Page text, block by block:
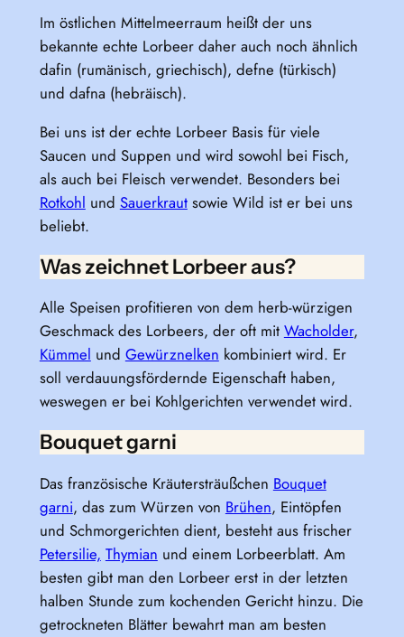
Im östlichen Mittelmeerraum heißt der uns
bekannte echte Lorbeer daher auch noch ähnlich
dafin (rumänisch, griechisch), defne (türkisch)
und dafna (hebräisch).
Bei uns ist der echte Lorbeer Basis für viele
Saucen und Suppen und wird sowohl bei Fisch,
als auch bei Fleisch verwendet. Besonders bei
Rotkohl und Sauerkrautsowie Wild ist er bei uns
beliebt.
Was zeichnet Lorbeer aus?
Alle Speisen profitieren von dem herb-würzigen
Geschmack des Lorbeers, der oft mit Wacholder,
Kümmel und Gewürznelken kombiniert wird. Er
soll verdauungsfördernde Eigenschaft haben,
weswegen er bei Kohlgerichten verwendet wird.
Bouquet garni
Das französische Kräutersträußchen Bouquet
garni, das zum Würzen von Brühen, Eintöpfen
und Schmorgerichten dient, besteht aus frischer
Petersilie, Thymian und einem Lorbeerblatt. Am
besten gibt man den Lorbeer erst in der letzten
halben Stunde zum kochenden Gericht hinzu. Die
getrockneten Blätter bewahrt man am besten